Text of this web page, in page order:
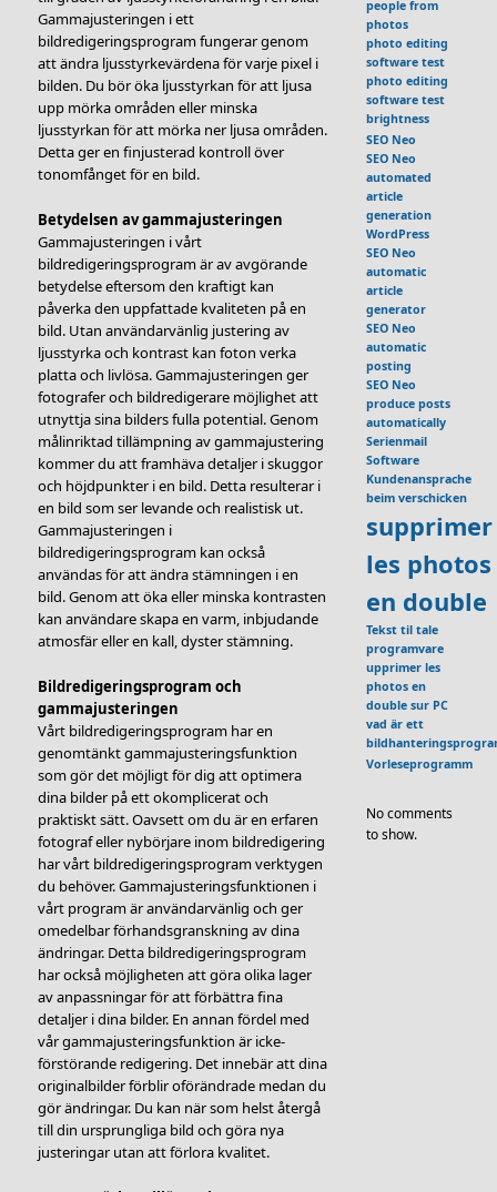
Gammajusteringen i ett
bildredigeringsprogram fungerar genom
att ändra ljusstyrkevärdena för varje pixel i
bilden. Du bör öka ljusstyrkan för att ljusa
upp mörka områden eller minska
ljusstyrkan för att mörka ner ljusa områden.
Detta ger en finjusterad kontroll över
tonomfånget för en bild.
Betydelsen av gammajusteringen
Gammajusteringen i vårt
bildredigeringsprogram är av avgörande
betydelse eftersom den kraftigt kan
påverka den uppfattade kvaliteten på en
bild. Utan användarvänlig justering av
ljusstyrka och kontrast kan foton verka
platta och livlösa. Gammajusteringen ger
fotografer och bildredigerare möjlighet att
utnyttja sina bilders fulla potential. Genom
målinriktad tillämpning av gammajustering
kommer du att framhäva detaljer i skuggor
och höjdpunkter i en bild. Detta resulterar i
en bild som ser levande och realistisk ut.
Gammajusteringen i
bildredigeringsprogram kan också
användas för att ändra stämningen i en
bild. Genom att öka eller minska kontrasten
kan användare skapa en varm, inbjudande
atmosfär eller en kall, dyster stämning.
Bildredigeringsprogram och
gammajusteringen
Vårt bildredigeringsprogram har en
genomtänkt gammajusteringsfunktion
som gör det möjligt för dig att optimera
dina bilder på ett okomplicerat och
praktiskt sätt. Oavsett om du är en erfaren
fotograf eller nybörjare inom bildredigering
har vårt bildredigeringsprogram verktygen
du behöver. Gammajusteringsfunktionen i
vårt program är användarvänlig och ger
omedelbar förhandsgranskning av dina
ändringar. Detta bildredigeringsprogram
har också möjligheten att göra olika lager
av anpassningar för att förbättra fina
detaljer i dina bilder. En annan fördel med
vår gammajusteringsfunktion är icke-
förstörande redigering. Det innebär att dina
originalbilder förblir oförändrade medan du
gör ändringar. Du kan när som helst återgå
till din ursprungliga bild och göra nya
justeringar utan att förlora kvalitet.
people from
photos
photo editing
software test
photo editing
software test
brightness
SEO Neo
SEO Neo
automated
article
generation
WordPress
SEO Neo
automatic
article
generator
SEO Neo
automatic
posting
SEO Neo
produce posts
automatically
Serienmail
Software
Kundenansprache
beim verschicken
supprimer
les photos
en double
Tekst til tale
programvare
upprimer les
photos en
double sur PC
vad är ett
Vorleseprogramm
No comments
to show.